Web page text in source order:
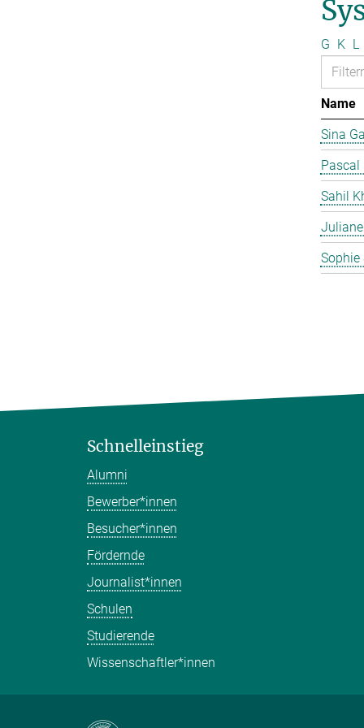
G K L
Name
Sina
Pascal
Sahil
Sophie
Schnelleinstieg
Alumni
Bewerber*innen
Besucher*innen
Fördernde
Journalist*innen
Schulen
Studierende
Wissenschaftler*innen